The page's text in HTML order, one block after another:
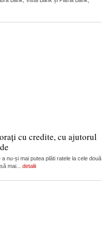
cu credite, cu ajutorul
nu-și mai putea plăti ratele la cele două
mai... detalii